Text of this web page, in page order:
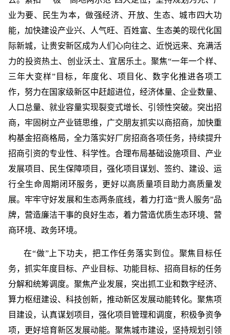
业为要、民生为本，做强经济、开放、生态、城市四大功
能，加快建设产业兴、人气旺、百姓富、生态美的现代化国
际新城，让贵安新区成为人们心向往之、近悦远来、充满活
力的投资热土、创业沃土、宜居乐土。聚焦“一年一个样、
三年大变样”目标，年度化、项目化、数字化推进各项工
作，努力在国家级新区中赶超进位，经济体量、企业数量、
人口总量、就业容量实现裂变式增长、引领性突破。突出招
商，牢固树立产业链思维，广交朋友抓实以商招商，加快重
构基金招商格局，全力落实好厂房招商各项任务，持续提升
招商引资的专业性、科学性。合理布局基础设施项目、产业
发展项目、民生保障项目，强化项目谋划、签约、建设、运
行全生命周期闭环服务，更好以高质量项目助力高质量发
展。牢牢守好发展和生态两条底线，着力打造“贵人服务”品
牌，营造廉洁干事的良好生态，着力营造优质生态环境、营
商环境、政务环境。
在“做”上下功夫，把工作任务落实到位。聚焦目标任
务，抓实年度目标、产业目标、功能目标、招商目标的任务
分解和统筹调度。聚焦产业发展，突出抓工业和数字经济、
算力枢纽建设、科技创新，推动新区发展动能转化。聚焦项
目建设，认真谋划项目，强化项目管理和调度，积极争资争
项，更好培育新区发展动能。聚焦城市建设，坚持规划引领